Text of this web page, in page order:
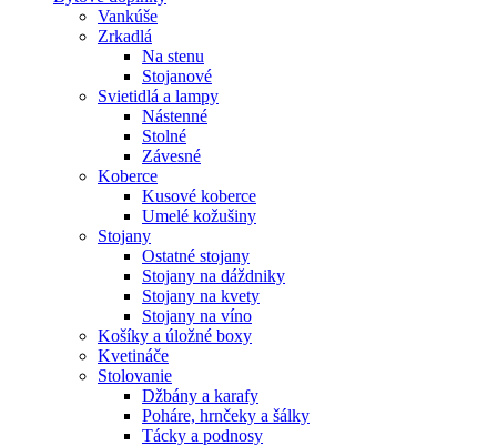
Vankúše
Zrkadlá
Na stenu
Stojanové
Svietidlá a lampy
Nástenné
Stolné
Závesné
Koberce
Kusové koberce
Umelé kožušiny
Stojany
Ostatné stojany
Stojany na dáždniky
Stojany na kvety
Stojany na víno
Košíky a úložné boxy
Kvetináče
Stolovanie
Džbány a karafy
Poháre, hrnčeky a šálky
Tácky a podnosy